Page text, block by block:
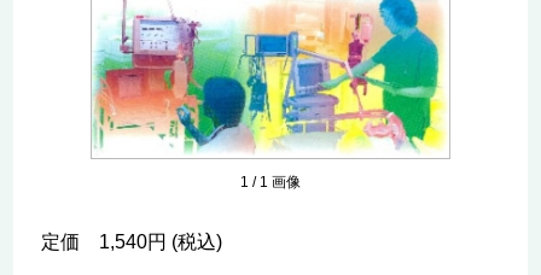
1 / 1 画像
定価 1,540円 (税込)